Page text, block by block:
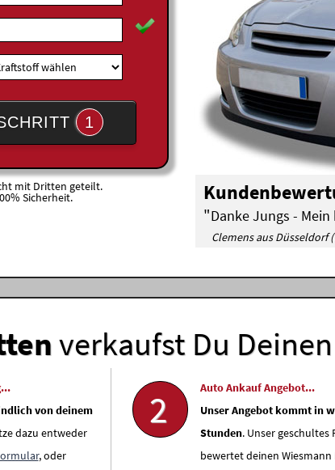
1
mit Dritten geteilt.
Sicherheit.
"Danke Jungs -
Clemens aus Düsseldorf (
verkaufst Du Deinen
von deinem
dazu entweder
, oder
2
Auto Ankauf Angebot...
Unser Angebot kommt in
Stunden. Unser geschultes
bewertet deinen Wiesmann